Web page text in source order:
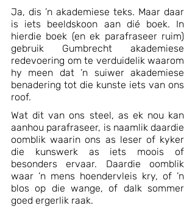
Ja, dis ’n akademiese teks. Maar daar
is iets beeldskoon aan dié boek. In
hierdie boek (en ek parafraseer ruim)
gebruik Gumbrecht akademiese
redevoering om te verduidelik waarom
hy meen dat ’n suiwer akademiese
benadering tot die kunste iets van ons
roof.
Wat dit van ons steel, as ek nou kan
aanhou parafraseer, is naamlik daardie
oomblik waarin ons as leser of kyker
die kunswerk as iets moois of
besonders ervaar. Daardie oomblik
waar ’n mens hoendervleis kry, of ’n
blos op die wange, of dalk sommer
goed ergerlik raak.